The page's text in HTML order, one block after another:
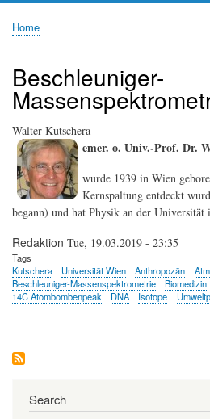
Home
Beschleuniger-
Walter Kutschera
emer. o. Univ.-Prof. Dr.
wurde 1939 in Wien
Kernspaltung entdeckt
begann) und hat Physik an der Universität
Redaktion Tue, 19.03.2019 - 23:35
Tags
Kutschera
Universität Wien Anthropozän
Beschleuniger-Massenspektrometrie
Biomedizin
14C Atombombenpeak
DNA Isotope
Search